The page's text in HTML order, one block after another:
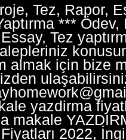
Tez, Rapor,
*** Ödev,
Tez
almak için bize
yazdirma
makale
2022,